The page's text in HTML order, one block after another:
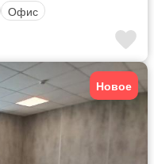
Офис
Новое